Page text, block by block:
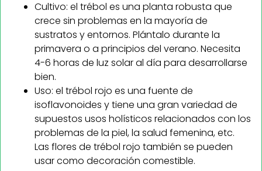
Cultivo: el trébol es una planta robusta que
crece sin problemas en la mayoría de
sustratos y entornos. Plántalo durante la
primavera o a principios del verano. Necesita
4-6 horas de luz solar al día para desarrollarse
bien.
Uso: el trébol rojo es una fuente de
isoflavonoides y tiene una gran variedad de
supuestos usos holísticos relacionados con los
problemas de la piel, la salud femenina, etc.
Las flores de trébol rojo también se pueden
usar como decoración comestible.